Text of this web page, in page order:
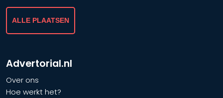
Advertorial.nl
Over ons
Hoe werkt het?
ALLE PLAATSEN